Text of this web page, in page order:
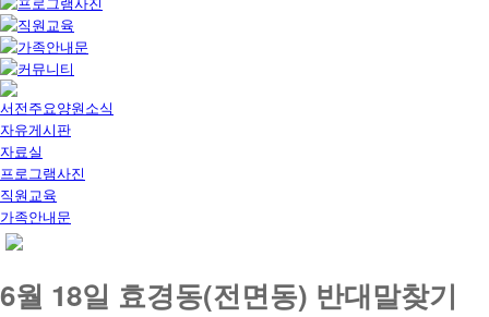
서전주요양원소식
자유게시판
자료실
프로그램사진
직원교육
가족안내문
6월 18일 효경동(전면동) 반대말찾기